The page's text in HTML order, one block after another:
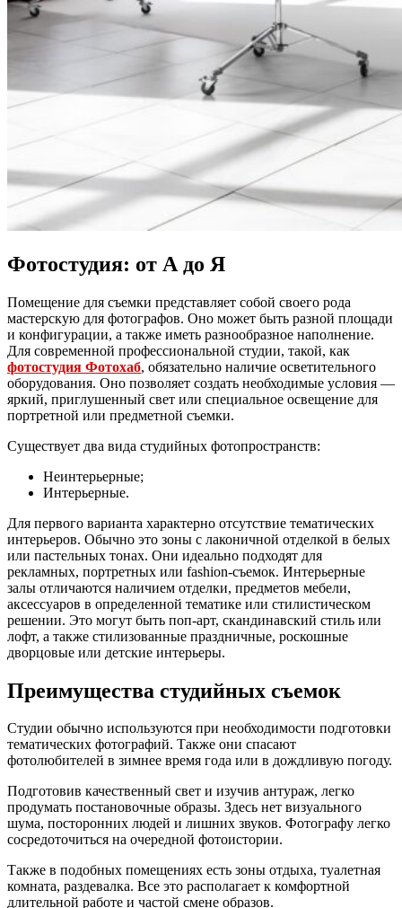
Фотостудия: от А до Я
Помещение для съемки представляет собой своего рода
мастерскую для фотографов. Оно может быть разной площади
и конфигурации, а также иметь разнообразное наполнение.
Для современной профессиональной студии, такой, как
фотостудия Фотохаб, обязательно наличие осветительного
оборудования. Оно позволяет создать необходимые условия —
яркий, приглушенный свет или специальное освещение для
портретной или предметной съемки.
Существует два вида студийных фотопространств:
Неинтерьерные;
Интерьерные.
Для первого варианта характерно отсутствие тематических
интерьеров. Обычно это зоны с лаконичной отделкой в белых
или пастельных тонах. Они идеально подходят для
рекламных, портретных или fashion-съемок. Интерьерные
залы отличаются наличием отделки, предметов мебели,
аксессуаров в определенной тематике или стилистическом
решении. Это могут быть поп-арт, скандинавский стиль или
лофт, а также стилизованные праздничные, роскошные
дворцовые или детские интерьеры.
Преимущества студийных съемок
Студии обычно используются при необходимости подготовки
тематических фотографий. Также они спасают
фотолюбителей в зимнее время года или в дождливую погоду.
Подготовив качественный свет и изучив антураж, легко
продумать постановочные образы. Здесь нет визуального
шума, посторонних людей и лишних звуков. Фотографу легко
сосредоточиться на очередной фотоистории.
Также в подобных помещениях есть зоны отдыха, туалетная
комната, раздевалка. Все это располагает к комфортной
длительной работе и частой смене образов.